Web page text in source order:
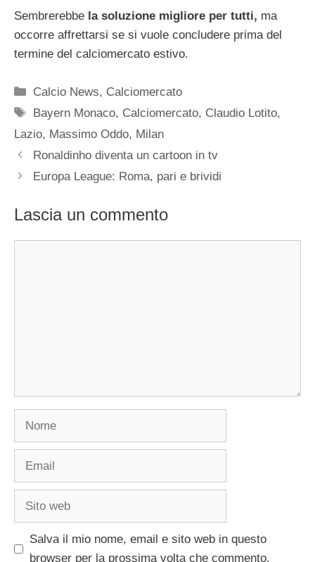
Sembrerebbe la soluzione migliore per tutti, ma
occorre affrettarsi se si vuole concludere prima del
termine del calciomercato estivo.
Categorie
Calcio News, Calciomercato
Tag
Bayern Monaco, Calciomercato, Claudio Lotito,
Lazio, Massimo Oddo, Milan
Ronaldinho diventa un cartoon in tv
Europa League: Roma, pari e brividi
Lascia un commento
Nome
Email
Sito
Salva il mio nome, email e sito web in questo
browser per la prossima volta che commento.